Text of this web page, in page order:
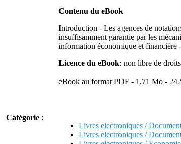
Contenu du eBook
Introduction - Les agences de
insuffisamment garantie par les
information économique et financière
Licence du eBook: non libre de
eBook au format PDF - 1,71 Mo -
Catégorie :
Livres electroniques /
Livres electroniques /